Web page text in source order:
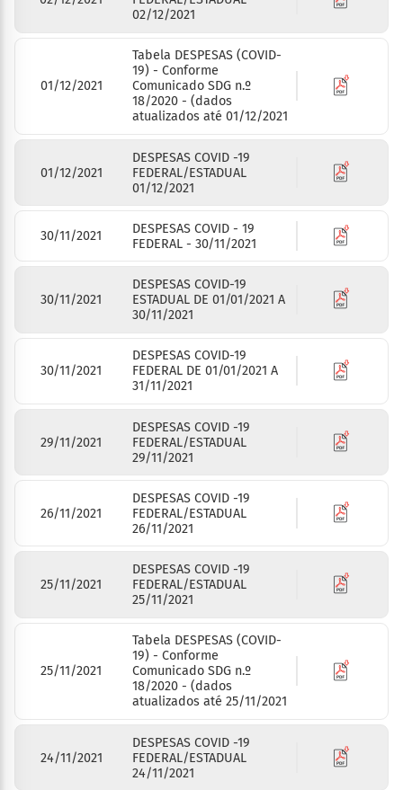
02/12/2021
01/12/2021
Tabela DESPESAS (COVID-
19) - Conforme
Comunicado SDG n.º
18/2020 - (dados
atualizados até 01/12/2021
01/12/2021
DESPESAS COVID -19
FEDERAL/ESTADUAL
01/12/2021
30/11/2021
DESPESAS COVID - 19
FEDERAL - 30/11/2021
30/11/2021
DESPESAS COVID-19
ESTADUAL DE 01/01/2021 A
30/11/2021
30/11/2021
DESPESAS COVID-19
FEDERAL DE 01/01/2021 A
31/11/2021
29/11/2021
DESPESAS COVID -19
FEDERAL/ESTADUAL
29/11/2021
26/11/2021
DESPESAS COVID -19
FEDERAL/ESTADUAL
26/11/2021
25/11/2021
DESPESAS COVID -19
FEDERAL/ESTADUAL
25/11/2021
25/11/2021
Tabela DESPESAS (COVID-
19) - Conforme
Comunicado SDG n.º
18/2020 - (dados
atualizados até 25/11/2021
24/11/2021
DESPESAS COVID -19
FEDERAL/ESTADUAL
24/11/2021